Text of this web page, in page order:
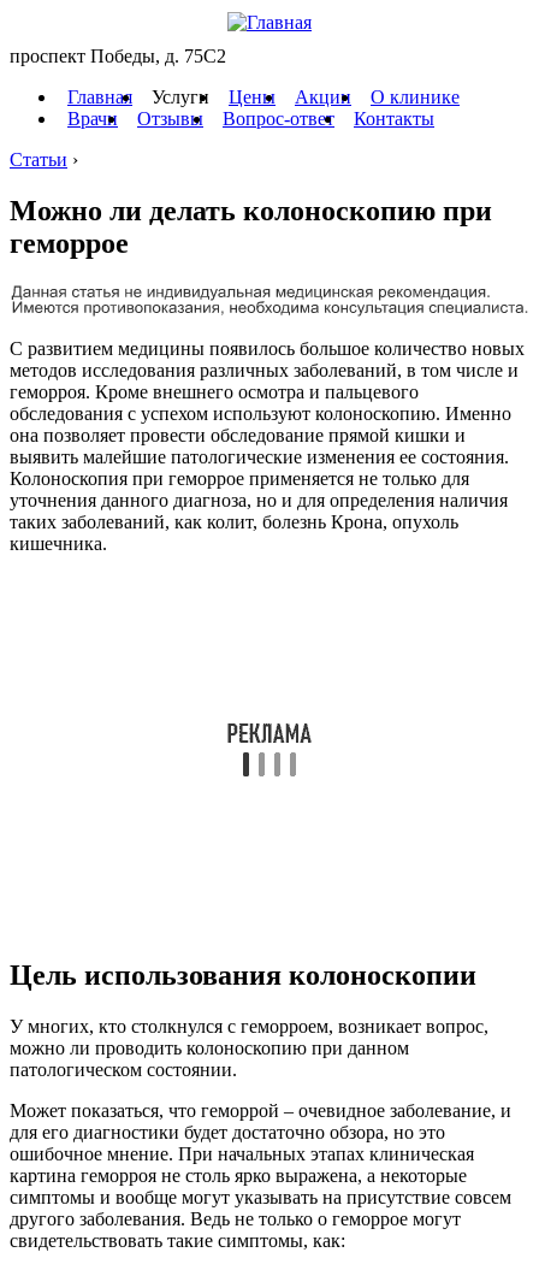
проспект Победы, д. 75C2
Главная
Услуги Цены Акции
О клинике
Врачи
Отзывы Вопрос-ответ
Контакты
Статьи ›
Можно ли делать колоноскопию при
геморрое
С развитием медицины появилось большое количество новых
методов исследования различных заболеваний, в том числе и
геморроя. Кроме внешнего осмотра и пальцевого
обследования с успехом используют колоноскопию. Именно
она позволяет провести обследование прямой кишки и
выявить малейшие патологические изменения ее состояния.
Колоноскопия при геморрое применяется не только для
уточнения данного диагноза, но и для определения наличия
таких заболеваний, как колит, болезнь Крона, опухоль
кишечника.
Цель использования колоноскопии
У многих, кто столкнулся с геморроем, возникает вопрос,
можно ли проводить колоноскопию при данном
патологическом состоянии.
Может показаться, что геморрой – очевидное заболевание, и
для его диагностики будет достаточно обзора, но это
ошибочное мнение. При начальных этапах клиническая
картина геморроя не столь ярко выражена, а некоторые
симптомы и вообще могут указывать на присутствие совсем
другого заболевания. Ведь не только о геморрое могут
свидетельствовать такие симптомы, как: